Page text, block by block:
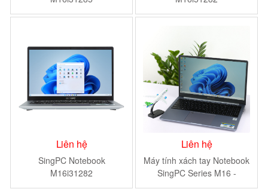
Liên hệ
SingPC Notebook
M16i31282
Liên hệ
Máy tính xách tay Notebook
SingPC Series M16 -
M16i71082